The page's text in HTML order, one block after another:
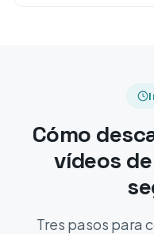
Cómo
vídeos
Tres pasos para